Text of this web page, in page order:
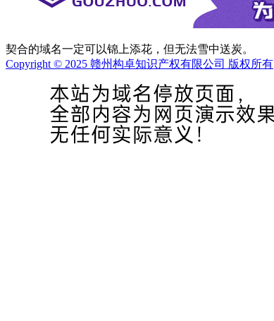
契合的域名一定可以锦上添花，但无法雪中送炭。
Copyright © 2025 赣州构卓知识产权有限公司 版权所有